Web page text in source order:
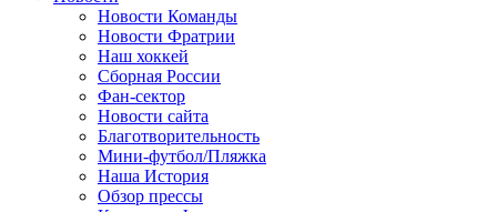
Новости Команды
Новости Фратрии
Наш хоккей
Сборная России
Фан-cектор
Новости сайта
Благотворительность
Мини-футбол/Пляжка
Наша История
Обзор прессы